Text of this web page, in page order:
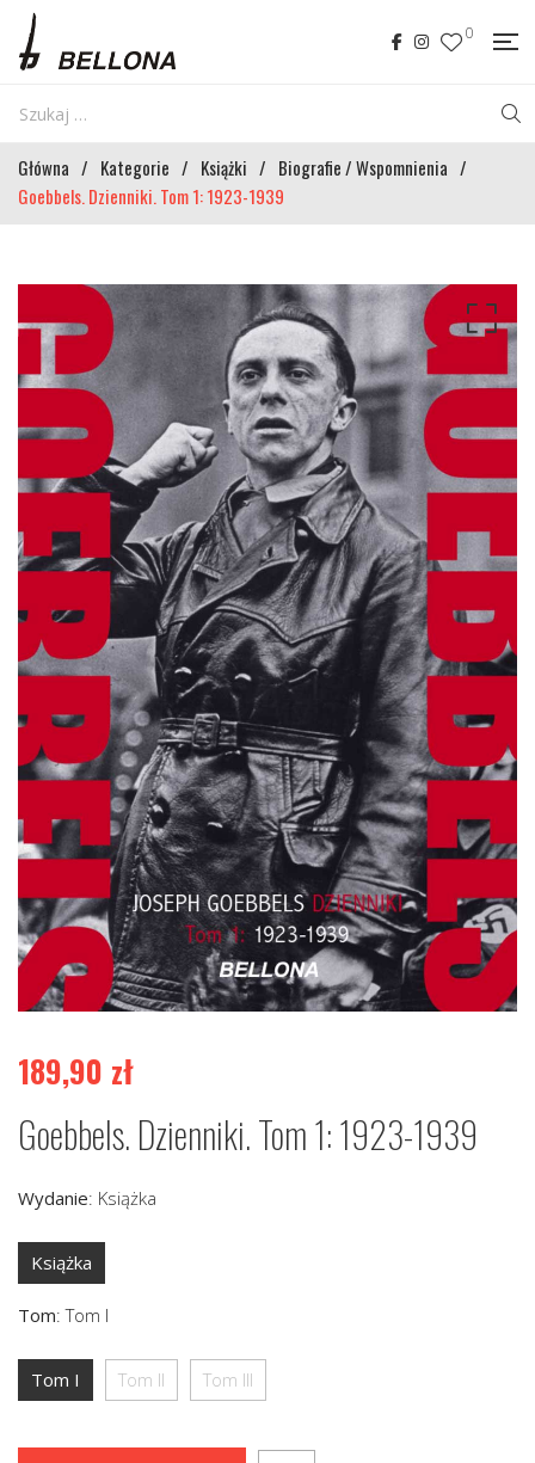
0
Główna / Kategorie / Książki / Biografie / Wspomnienia /
Goebbels. Dzienniki. Tom 1: 1923-1939
189,90 zł
Goebbels. Dzienniki. Tom 1: 1923-1939
Wydanie: Książka
Książka
Tom: Tom I
Tom I Tom II Tom III